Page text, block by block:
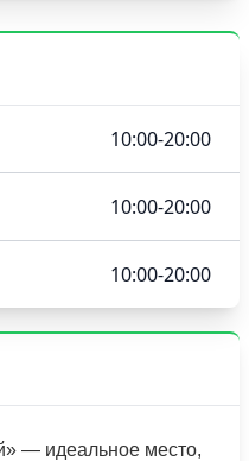
— идеальное место,
10:00-20:00
10:00-20:00
10:00-20:00